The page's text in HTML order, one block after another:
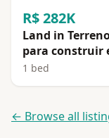
R$ 282K
Land in
para construir
1 bed
← Browse all